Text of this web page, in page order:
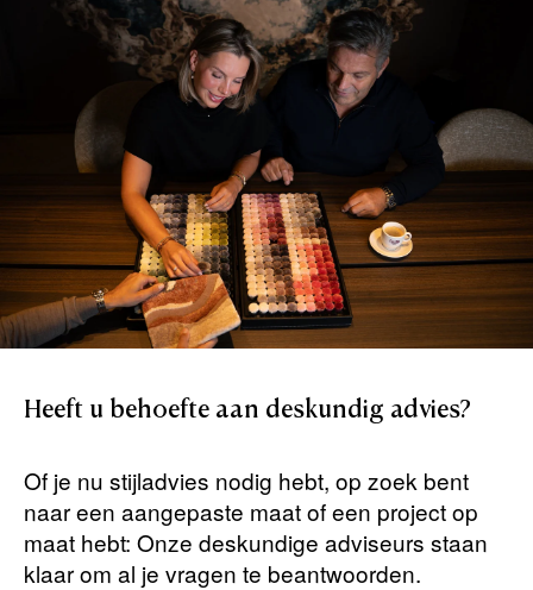
Heeft u behoefte aan deskundig advies?
Of je nu stijladvies nodig hebt, op zoek bent
naar een aangepaste maat of een project op
maat hebt: Onze deskundige adviseurs staan ​​
klaar om al je vragen te beantwoorden.